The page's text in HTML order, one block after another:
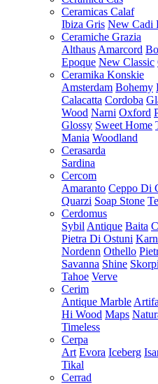
Ceramicas Calaf
Ibiza Gris New Cadi
Ceramiche Grazia
Althaus Amarcord
Epoque New Classic
Ceramika Konskie
Amsterdam Bohemy
Calacatta Cordoba
Wood Narni Oxford
Glossy Sweet Home
Mania Woodland
Cerasarda
Sardina
Cercom
Amaranto Ceppo Di
Quarzi Soap Stone
Cerdomus
Sybil Antique Baita
Pietra Di Ostuni
Nordenn Othello
Savanna Shine
Tahoe Verve
Cerim
Antique Marble
Hi Wood Maps
Timeless
Cerpa
Art Evora Iceberg
Tikal
Cerrad